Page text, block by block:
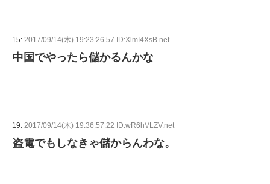
15: 2017/09/14(木) 19:23:26.57 ID:XlmI4XsB.net
中国でやったら儲かるんかな
19: 2017/09/14(木) 19:36:57.22 ID:wR6hVLZV.net
盗電でもしなきゃ儲からんわな。